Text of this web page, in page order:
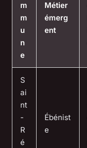
m
m
u
n
e
Métier
émerg
ent
S
ai
nt
-
R
é
Ébénist
e